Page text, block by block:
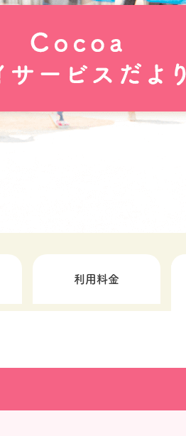
利用料金